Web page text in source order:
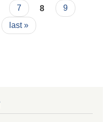
7 8
9
last »